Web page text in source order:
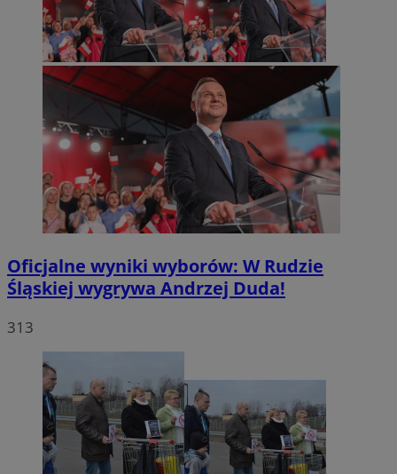
Oficjalne wyniki wyborów: W Rudzie
Śląskiej wygrywa Andrzej Duda!
313